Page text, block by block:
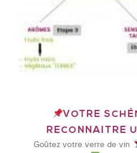
VOTRE
RECONNAITRE
Goûtez votre verre de vin